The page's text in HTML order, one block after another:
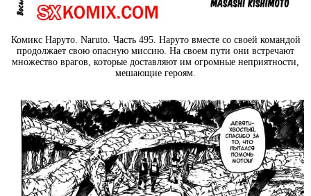
Комикс Наруто. Naruto. Часть 495. Наруто вместе со своей командой
продолжает свою опасную миссию. На своем пути они встречают
множество врагов, которые доставляют им огромные неприятности,
мешающие героям.